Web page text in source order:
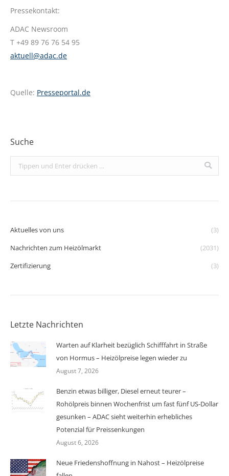
Pressekontakt:
ADAC Newsroom
T +49 89 76 76 54 95
aktuell@adac.de
Quelle: Presseportal.de
Suche
Search:
Aktuelles von uns
(3)
Nachrichten zum Heizölmarkt
(2031)
Zertifizierung
(3)
Letzte Nachrichten
Warten auf Klarheit bezüglich Schifffahrt in Straße
von Hormus – Heizölpreise legen wieder zu
August 7, 2026
Benzin etwas billiger, Diesel erneut teurer –
Rohölpreis binnen Wochenfrist um fast fünf US-Dollar
gesunken – ADAC sieht weiterhin erhebliches
Potenzial für Preissenkungen
August 6, 2026
Neue Friedenshoffnung in Nahost – Heizölpreise